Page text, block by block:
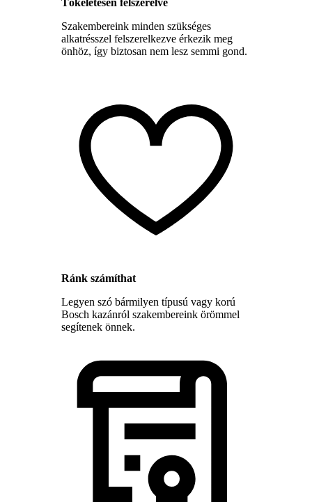
Tökéletesen felszerelve
Szakembereink minden szükséges
alkatrésszel felszerelkezve érkezik meg
önhöz, így biztosan nem lesz semmi gond.
Ránk számíthat
Legyen szó bármilyen típusú vagy korú
Bosch kazánról szakembereink örömmel
segítenek önnek.